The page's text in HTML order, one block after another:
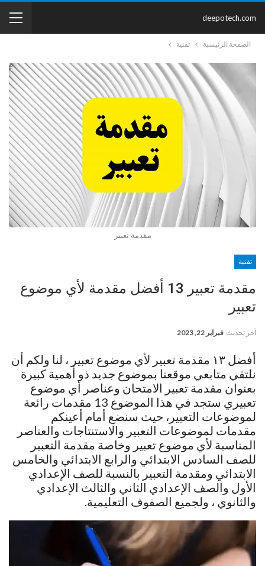
deepotech.com
الصفحة الرئيسية تقنية
مقدمة تعبير
تقنية
مقدمة تعبير 13 أفضل مقدمة لأي موضوع
تعبير
آخر تحديث فبراير 22, 2023
أفضل ١٣ مقدمة تعبير لأي موضوع تعبير ، لنا ولكم أن
نلتقي متابعي موقعنا بموضوع جديد ذو أهمية كبيرة
بعنوان مقدمة تعبير الامتحان وعناصر أي موضوع
تعبيري ستجد في هذا الموضوع 13 مقدمات رائعة
لموضوعات التعبير، حيث سنضع أمام أعينكم
مقدمات لموضوعات التعبير والاستنتاجات والعناصر
المناسبة لأي موضوع تعبير وخاصة مقدمة التعبير
للصف السادس الابتدائي والرابع الابتدائي والخامس
الابتدائي ومقدمة التعبير بالنسبة للصف الإعدادي
الأول والصف الإعدادي الثاني والثالث الإعدادي
والثانوي ، ولجميع الصفوف التعليمية.